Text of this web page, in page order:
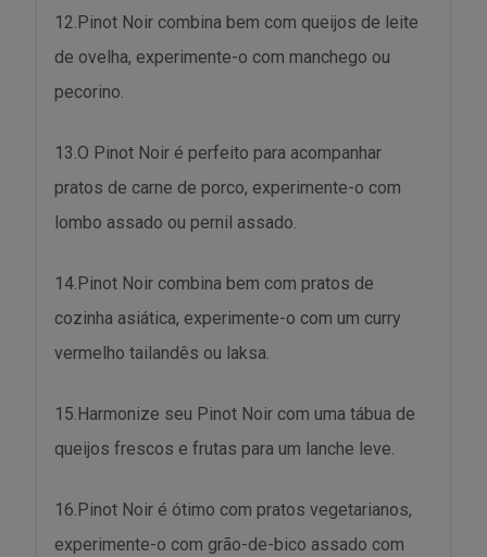
12.Pinot Noir combina bem com queijos de leite
de ovelha, experimente-o com manchego ou
pecorino.
13.O Pinot Noir é perfeito para acompanhar
pratos de carne de porco, experimente-o com
lombo assado ou pernil assado.
14.Pinot Noir combina bem com pratos de
cozinha asiática, experimente-o com um curry
vermelho tailandês ou laksa.
15.Harmonize seu Pinot Noir com uma tábua de
queijos frescos e frutas para um lanche leve.
16.Pinot Noir é ótimo com pratos vegetarianos,
experimente-o com grão-de-bico assado com